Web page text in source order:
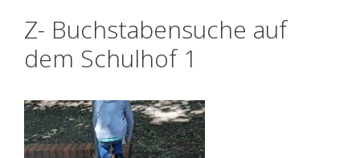
Z- Buchstabensuche auf
dem Schulhof 1